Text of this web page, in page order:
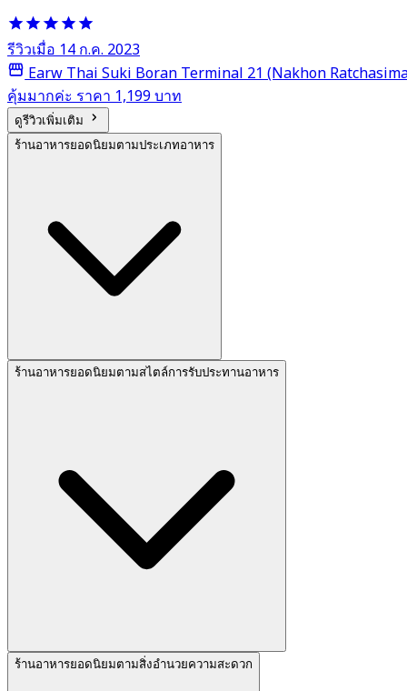
รีวิวเมื่อ 14 ก.ค. 2023
Earw Thai Suki Boran Terminal 21 (Nakhon
คุ้มมากค่ะ ราคา 1,199 บาท
ดูรีวิวเพิ่มเติม
ร้านอาหารยอดนิยมตามประเภทอาหาร
ร้านอาหารยอดนิยมตามสไตล์การรับประทานอาหาร
ร้านอาหารยอดนิยมตามสิ่งอำนวยความสะดวก